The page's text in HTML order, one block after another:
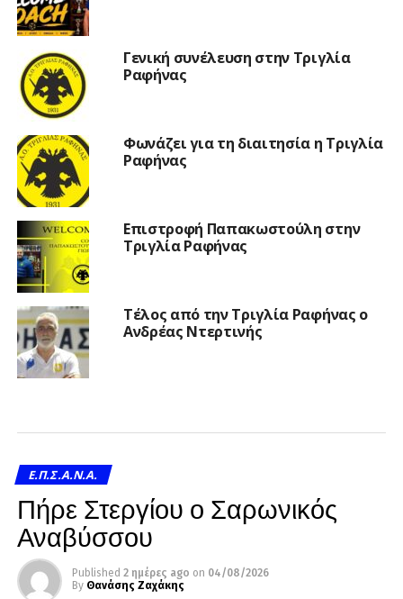
Γενική συνέλευση στην Τριγλία
Ραφήνας
Φωνάζει για τη διαιτησία η Τριγλία
Ραφήνας
Επιστροφή Παπακωστούλη στην
Τριγλία Ραφήνας
Τέλος από την Τριγλία Ραφήνας ο
Ανδρέας Ντερτινής
Ε.Π.Σ.Α.Ν.Α.
Πήρε Στεργίου ο Σαρωνικός
Αναβύσσου
Published 2 ημέρες ago on 04/08/2026
By Θανάσης Ζαχάκης